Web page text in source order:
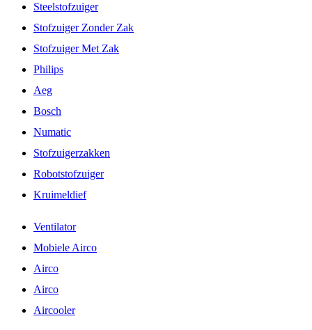
Steelstofzuiger
Stofzuiger Zonder Zak
Stofzuiger Met Zak
Philips
Aeg
Bosch
Numatic
Stofzuigerzakken
Robotstofzuiger
Kruimeldief
Ventilator
Mobiele Airco
Airco
Airco
Aircooler